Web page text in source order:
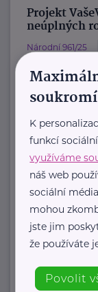
Projekt
neúplných
Národní 961/25
je
s. pomáhá
https://
+420 800
K
funkcí
využíváme
náš web
sociální
mohou
jste jim
že používáte
Povolit